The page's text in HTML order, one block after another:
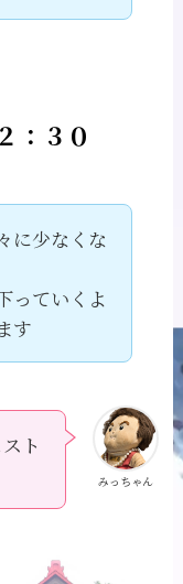
：３０
に少なくな
っていくよ
す
みっちゃん
ト